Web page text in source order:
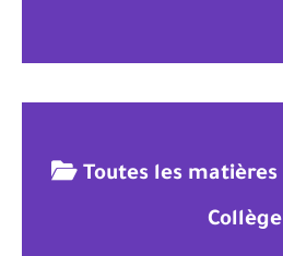
Toutes les
Collège